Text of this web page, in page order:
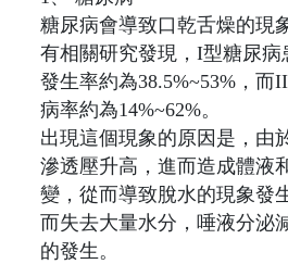
糖尿病會導致口乾舌燥的現
有相關研究發現，I型糖尿病
發生率約為38.5%~53%，而
病率約為14%~62%。
出現這個現象的原因是，由
滲透壓升高，進而造成體液
變，從而導致脫水的現象發
而失去大量水分，唾液分泌
的發生。